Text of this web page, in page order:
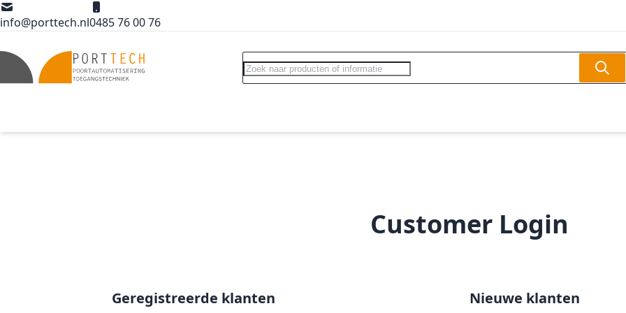
Ga naar de inhoud
info@porttech.nl0485 76 00 76
Search Search
Customer Login
Geregistreerde klanten Nieuwe klanten